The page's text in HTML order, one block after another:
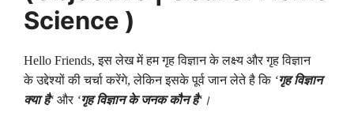
Science )
Hello Friends,इस लेख में हम गृह विज्ञान के लक्ष्य औरगृह विज्ञान
केउद्देश्यों की चर्चा करेंगे,लेकिन इसके पूर्व जान लेते है कि ‘गृह विज्ञान
क्या है‘ और ‘गृह विज्ञानकेजनक कौन है‘ ।